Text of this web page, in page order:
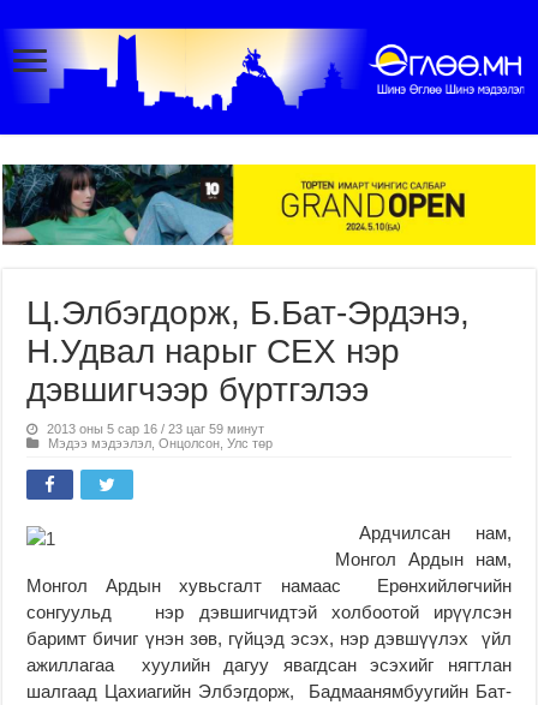
Ц.Элбэгдорж, Б.Бат-Эрдэнэ,
Н.Удвал нарыг СЕХ нэр
дэвшигчээр бүртгэлээ
2013 оны 5 сар 16 / 23 цаг 59 минут
Мэдээ мэдээлэл ,Онцолсон ,Улс төр
Ардчилсан нам,
Монгол Ардын нам,
Монгол Ардын хувьсгалт намаас Ерөнхийлөгчийн
сонгуульд нэр дэвшигчидтэй холбоотой ирүүлсэн
баримт бичиг үнэн зөв, гүйцэд эсэх, нэр дэвшүүлэх үйл
ажиллагаа хуулийн дагуу явагдсан эсэхийг нягтлан
шалгаад Цахиагийн Элбэгдорж, Бадмаанямбуугийн Бат-